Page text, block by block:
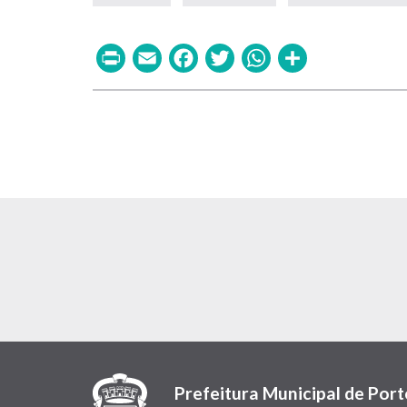
PrintEmailFacebook
TwitterWhatsApp
Prefeitura Municipal de